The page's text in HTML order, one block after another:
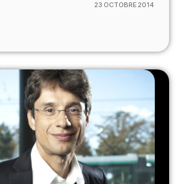
23 OCTOBRE 2014